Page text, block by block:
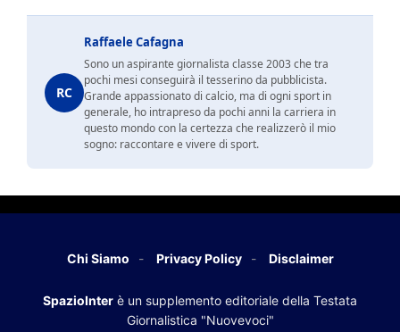
RC
Raffaele Cafagna
Sono un aspirante giornalista classe 2003 che tra
pochi mesi conseguirà il tesserino da pubblicista.
Grande appassionato di calcio, ma di ogni sport in
generale, ho intrapreso da pochi anni la carriera in
questo mondo con la certezza che realizzerò il mio
sogno: raccontare e vivere di sport.
Chi Siamo Privacy Policy Disclaimer
SpazioInter è un supplemento editoriale della Testata
Giornalistica "Nuovevoci"